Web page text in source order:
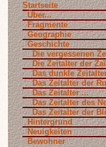
Startseite
Über...
Fragmente
Geographie
Geschichte
Die vergessenen
Die Zeitalter der Zaï
Das dunkle
Das Zeitalter der
Das Zeitalter ...
Das Zeitalter des
Das Zeitalter der
Hintergrund
Neuigkeiten
Bewohner